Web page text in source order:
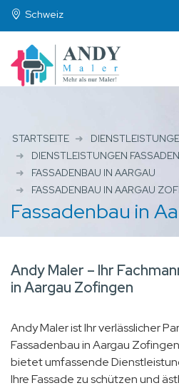
Schweiz
STARTSEITE
DIENSTLEISTUNGEN FASSADEN
FASSADENBAU IN AARGAU
FASSADENBAU IN AARGAU
Fassadenbau in
Andy Maler – Ihr
in Aargau Zofingen
Andy Maler ist Ihr verlässlicher
Fassadenbau in Aargau
bietet umfassende
Ihre Fassade zu schützen und